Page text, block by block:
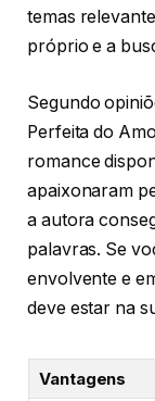
temas
próprio e a
Segundo
Perfeita do
romance
apaixonaram
a autora
palavras. Se
envolvente e
deve estar na
Vantagens